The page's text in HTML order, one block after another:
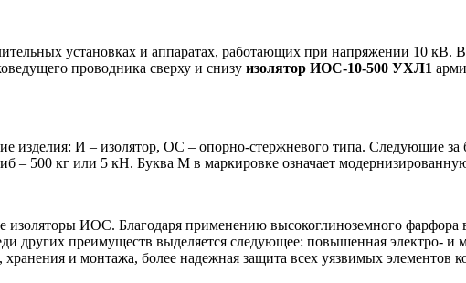
установках и аппаратах, работающих при напряжении 10 кВ.
проводника сверху и снизу изолятор ИОС-10-500 УХЛ1
изделия: И – изолятор, ОС – опорно-стержневого типа. Следующие
– 500 кг или 5 кН. Буква М в маркировке означает
ИОС. Благодаря применению высокоглиноземного фарфора
других преимуществ выделяется следующее: повышенная электро- и
и монтажа, более надежная защита всех уязвимых элементов